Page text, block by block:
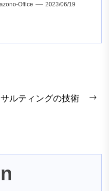
Office 2023/06/19
ルティングの技術